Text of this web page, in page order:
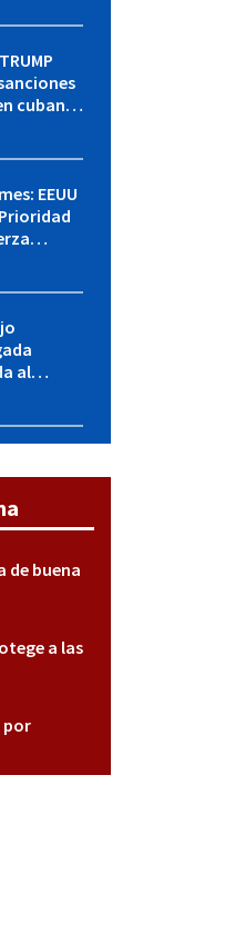
cubano:
EEUU
al
de buena
a las
por